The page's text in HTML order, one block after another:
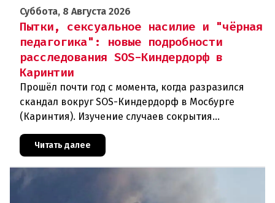
Суббота, 8 Августа 2026
Пытки, сексуальное насилие и "чёрная
педагогика": новые подробности
расследования SOS-Киндердорф в
Каринтии
Прошёл почти год с момента, когда разразился
скандал вокруг SOS-Киндердорф в Мосбурге
(Каринтия). Изучение случаев сокрытия
масштабное расследование, которое продо
Читать далее